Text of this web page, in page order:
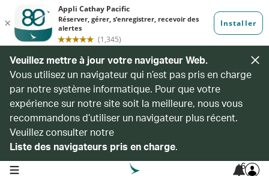
Veuillez mettre à jour votre navigateur Web.
Vous utilisez un navigateur qui n’est pas pris en charge
par notre système informatique. Pour que votre
expérience sur notre site soit la meilleure, nous vous
recommandons d’utiliser un navigateur plus récent.
Veuillez consulter notre
Liste des navigateurs pris en charge.
open navigation menu 6